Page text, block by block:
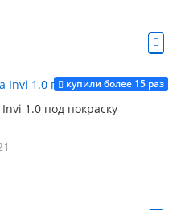
купили более 15 раз
1.0 под покраску